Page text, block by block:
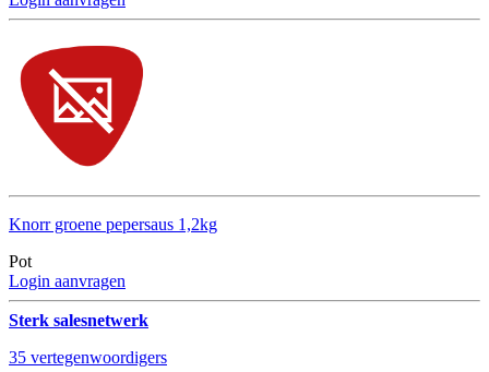
Knorr groene pepersaus 1,2kg
Pot
Login aanvragen
Sterk salesnetwerk
35 vertegenwoordigers